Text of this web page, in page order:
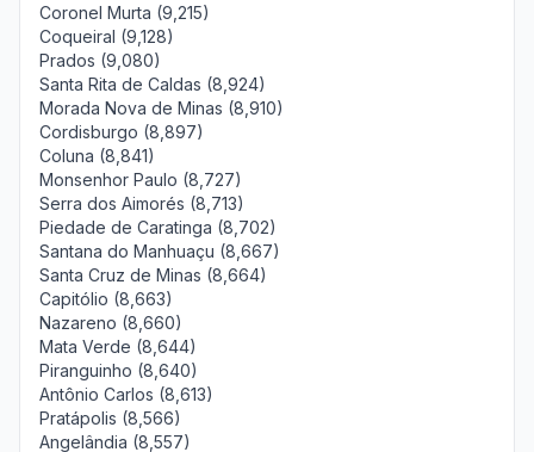
Coronel Murta (9,215)
Coqueiral (9,128)
Prados (9,080)
Santa Rita de Caldas (8,924)
Morada Nova de Minas (8,910)
Cordisburgo (8,897)
Coluna (8,841)
Monsenhor Paulo (8,727)
Serra dos Aimorés (8,713)
Piedade de Caratinga (8,702)
Santana do Manhuaçu (8,667)
Santa Cruz de Minas (8,664)
Capitólio (8,663)
Nazareno (8,660)
Mata Verde (8,644)
Piranguinho (8,640)
Antônio Carlos (8,613)
Pratápolis (8,566)
Angelândia (8,557)